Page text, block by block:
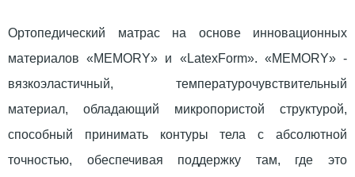
Ортопедический матрас на основе инновационных
материалов «MEMORY» и «LatexForm». «MEMORY» -
вязкоэластичный, температурочувствительный
материал, обладающий микропористой структурой,
способный принимать контуры тела с абсолютной
точностью, обеспечивая поддержку там, где это